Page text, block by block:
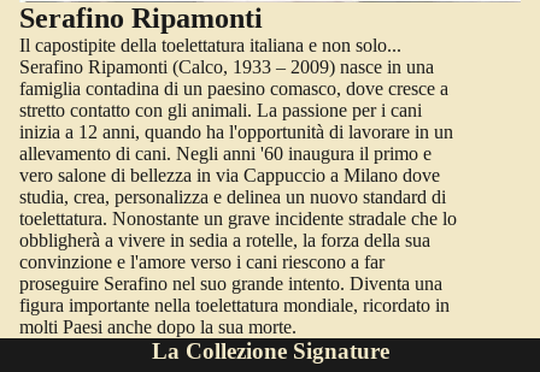
Serafino Ripamonti
Il capostipite della toelettatura italiana e non solo...
Serafino Ripamonti (Calco, 1933 – 2009) nasce in una
famiglia contadina di un paesino comasco, dove cresce a
stretto contatto con gli animali. La passione per i cani
inizia a 12 anni, quando ha l'opportunità di lavorare in un
allevamento di cani. Negli anni '60 inaugura il primo e
vero salone di bellezza in via Cappuccio a Milano dove
studia, crea, personalizza e delinea un nuovo standard di
toelettatura. Nonostante un grave incidente stradale che lo
obbligherà a vivere in sedia a rotelle, la forza della sua
convinzione e l'amore verso i cani riescono a far
proseguire Serafino nel suo grande intento. Diventa una
figura importante nella toelettatura mondiale, ricordato in
molti Paesi anche dopo la sua morte.
La Collezione Signature